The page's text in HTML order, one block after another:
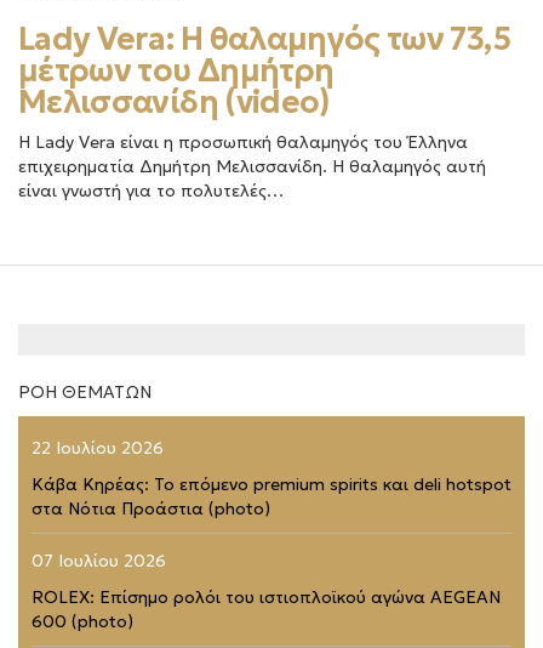
Lady Vera: Η θαλαμηγός των 73,5
μέτρων του Δημήτρη
Μελισσανίδη (video)
Η Lady Vera είναι η προσωπική θαλαμηγός του Έλληνα
επιχειρηματία Δημήτρη Μελισσανίδη. Η θαλαμηγός αυτή
είναι γνωστή για το πολυτελές…
ΡΟΗ ΘΕΜΑΤΩΝ
22 Ιουλίου 2026
Κάβα Κηρέας: Το επόμενο premium spirits και deli hotspot
στα Νότια Προάστια (photo)
07 Ιουλίου 2026
ROLEX: Επίσημο ρολόι του ιστιοπλοϊκού αγώνα AEGEAN
600 (photo)